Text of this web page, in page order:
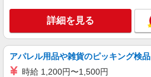
詳細を見る
アパレル用品や雑貨のピッキング検品
時給 1,200円〜1,500円